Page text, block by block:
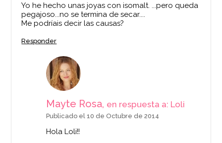
Yo he hecho unas joyas con isomalt. ...pero queda
pegajoso...no se termina de secar....
Me podríais decir las causas?
Responder
Mayte Rosa, en respuesta a: Loli
Publicado el 10 de Octubre de 2014
Hola Loli!!